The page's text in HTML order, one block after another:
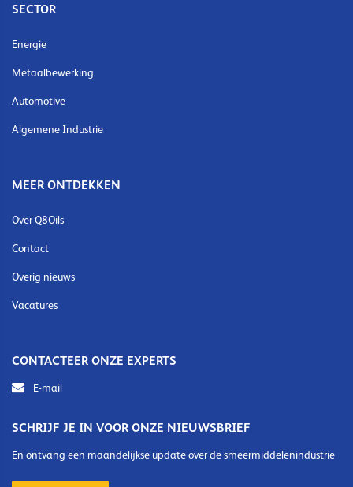
SECTOR
Energie
Metaalbewerking
Automotive
Algemene Industrie
MEER ONTDEKKEN
Over Q8Oils
Contact
Overig nieuws
Vacatures
CONTACTEER ONZE EXPERTS
E-mail
SCHRIJF JE IN VOOR ONZE NIEUWSBRIEF
En ontvang een maandelijkse update over de smeermiddelenindustrie